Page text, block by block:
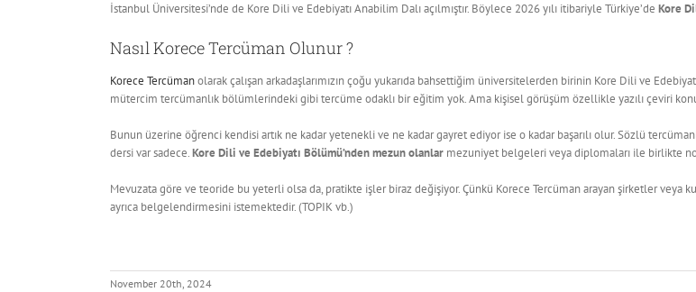
İstanbul Üniversitesi’nde de Kore Dili ve Edebiyatı Anabilim Dalı açılmıştır. Böylece 2026 yılı itibariyle Türkiye’de Kore
Nasıl Korece Tercüman Olunur ?
Korece Tercümanolarak çalışan arkadaşlarımızın çoğu yukarıda bahsettiğim üniversitelerden birinin Kore Dili ve
mütercim tercümanlık bölümlerindeki gibi tercüme odaklı bir eğitim yok. Ama kişisel görüşüm özellikle yazılı çeviri
Bunun üzerine öğrenci kendisi artık ne kadar yetenekli ve ne kadar gayret ediyor ise o kadar başarılı olur. Sözlü
dersi var sadece.Kore Dili ve Edebiyatı Bölümü’nden mezun olanlarmezuniyet belgeleri veya diplomaları ile birlikte
Mevuzata göre ve teoride bu yeterli olsa da, pratikte işler biraz değişiyor. Çünkü Korece Tercüman arayan şirketler veya
ayrıca belgelendirmesini istemektedir. (TOPIK vb.)
November 20th, 2024